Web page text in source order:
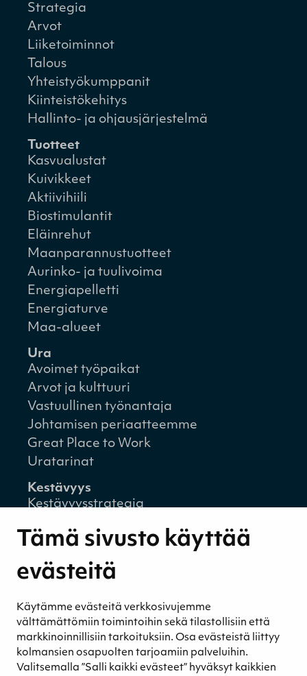
Tämä sivusto käyttää
evästeitä
Käytämme evästeitä verkkosivujemme
välttämättömiin toimintoihin sekä tilastollisiin että
markkinoinnillisiin tarkoituksiin. Osa evästeistä liittyy
kolmansien osapuolten tarjoamiin palveluihin.
Valitsemalla ”Salli kaikki evästeet” hyväksyt kaikkien
Strategia
Arvot
Liiketoiminnot
Talous
Yhteistyökumppanit
Kiinteistökehitys
Hallinto- ja ohjausjärjestelmä
Tuotteet
Kasvualustat
Kuivikkeet
Aktiivihiili
Biostimulantit
Eläinrehut
Maanparannustuotteet
Aurinko- ja tuulivoima
Energiapelletti
Energiaturve
Maa-alueet
Ura
Avoimet työpaikat
Arvot ja kulttuuri
Vastuullinen työnantaja
Johtamisen periaatteemme
Great Place to Work
Uratarinat
Kestävyys
Kestävyysstrategia
Ympäristövastuu
Henkilöstömme ja kumppaneidemme
hyvinvointi
Turvetuotannon kestävyys
Kestävyyden johtaminen
Retkeilykohteet